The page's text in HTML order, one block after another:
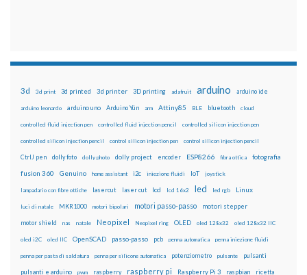
3d 3d print 3d printed 3d printer 3D printing adafruit arduino arduino ide
arduino leonardo arduino uno Arduino Yún arm Attiny85 BLE bluetooth cloud
controlled fluid injection pen controlled fluid injection pencil controlled silicon injection pen
controlled silicon injection pencil control silicon injection pen control silicon injection pencil
CtrlJ pen dolly foto dolly photo dolly project encoder ESP8266 fibra ottica fotografia
fusion 360 Genuino home assistant i2c iniezione fluidi IoT joystick
lampadario con fibre ottiche lasercut laser cut lcd lcd 16x2 led led rgb Linux
luci di natale MKR1000 motori bipolari motori passo-passo motori stepper
motor shield nas natale Neopixel Neopixel ring OLED oled 128x32 oled 128x32 IIC
oled i2C oled IIC OpenSCAD passo-passo pcb penna automatica penna iniezione fluidi
penna per pasta di saldatura penna per silicone automatica potenziometro pulsante pulsanti
pulsanti e arduino pwm raspberry raspberry pi Raspberry Pi 3 raspbian ricetta